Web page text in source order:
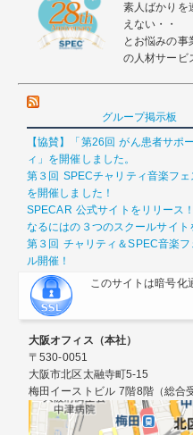
素人ばかりを
えない・・
とお悩みの事
の人材サービ
グループ掲示板
【協賛】「第26回 がん患者サポ
ィ」を開催しました。
第３回 SPECチャリティ音楽フ
を開催しました！
SPECAR 公式サイトをリリース！
なるにはの３つのスクールサイト
第３回 チャリティ＆SPEC音楽
ル開催！
このサイトは暗号
大阪オフィス（本社）
〒530-0051
大阪市北区太融寺町5-15
梅田イーストビル 7階8階（総合